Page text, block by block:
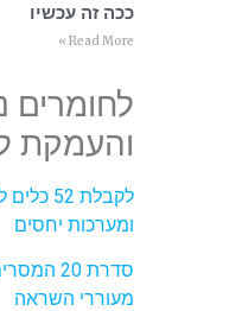
ככה זה עכשיו
Read More »
לחומרים
והעמקת
לקבלת
ומערכות יחסים
סדרת 20
מעוררי השראה